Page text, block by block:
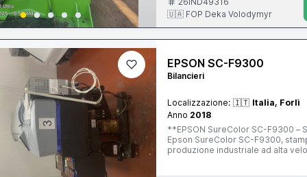
🇺🇦 FOP Deka Volodymyr
EPSON SC-F9300
Bilancieri
Localizzazione: 🇮🇹 Italia, Forlì
Anno 2018
**EPSON SureColor SC-F9300 –
Epson SureColor SC-F9300,
produzione industriale ad alta